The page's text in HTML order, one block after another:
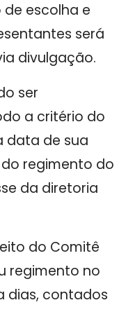
de escolha e
será
divulgação.
ser
a critério do
data de sua
regimento do
da diretoria
do Comitê
regimento no
dias, contados